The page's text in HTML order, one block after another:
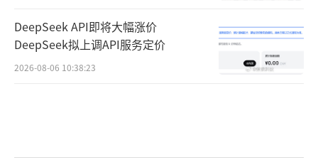
DeepSeek API即将大幅涨价
DeepSeek拟上调API服务定价
2026-08-06 10:38:23